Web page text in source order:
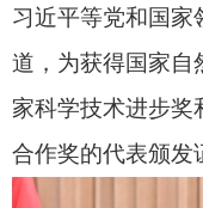
最高科学技术奖的中